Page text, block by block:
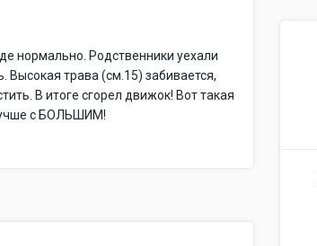
нормально. Родственники уехали
Высокая трава (см.15) забивается,
В итоге сгорел движок! Вот такая
с БОЛЬШИМ!